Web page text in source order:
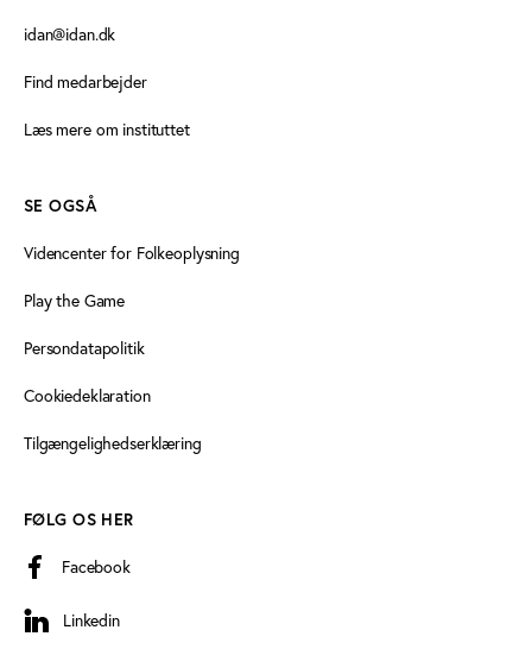
idan@idan.dk
Find medarbejder
Læs mere om instituttet
SE OGSÅ
Videncenter for Folkeoplysning
Play the Game
Persondatapolitik
Cookiedeklaration
Tilgængelighedserklæring
FØLG OS HER
Facebook
Linkedin
Linkedin